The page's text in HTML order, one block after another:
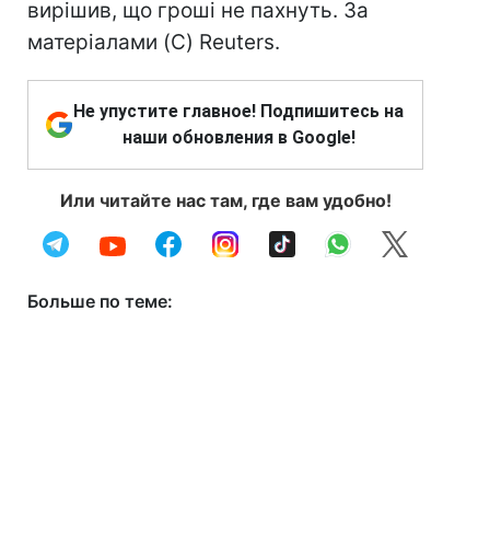
вирішив, що гроші не пахнуть. За
матеріалами (C) Reuters.
Не упустите главное! Подпишитесь на
наши обновления в Google!
Или читайте нас там, где вам удобно!
Больше по теме: